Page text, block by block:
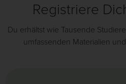
Registriere
Du erhältst wie Tausende
umfassenden Materialien